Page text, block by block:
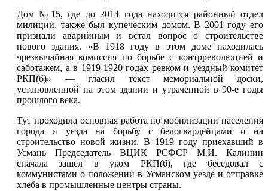
Дом №15, где до 2014 года находится районный отдел
милиции, также был купеческим домом. В 2001 году его
признали аварийным и встал вопрос о строительстве
нового здания. «В 1918 году в этом доме находилась
чрезвычайная комиссия по борьбе с контрреволюцией и
саботажем, а в 1919-1920 годах ревком и уездный комитет
РКП(б)» — гласил текст мемориальной доски,
установленной на этом здании и утраченной в 90-е годы
прошлого века.
Тут проходила основная работа по мобилизации населения
города и уезда на борьбу с белогвардейцами и на
строительство новой жизни. В 1919 году приехавший в
Усмань Председатель ВЦИК РСФСР М.И. Калинин
сначала зашёл в уком РКП(б), где беседовал с
коммунистами о положении в Усманском уезде и отправке
хлеба в промышленные центры страны.